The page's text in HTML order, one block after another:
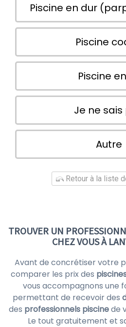
Piscine en dur
Piscine
Piscine
Je ne sais
Autre
Retour à la liste
TROUVER UN
CHEZ VOUS À
Avant de concrétiser votre
comparer les prix des
vous accompagnons une
permettant de recevoir des
des professionnels piscinede
Le tout gratuitement et